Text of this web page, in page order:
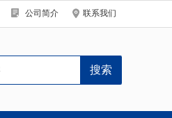
公司简介 联系我们